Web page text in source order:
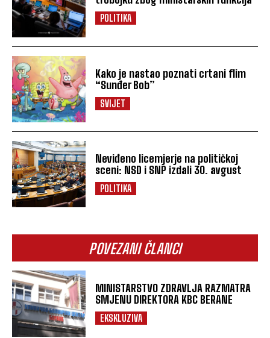
POLITIKA
Kako je nastao poznati crtani flim
“Sunđer Bob”
SVIJET
Neviđeno licemjerje na političkoj
sceni: NSD i SNP izdali 30. avgust
POLITIKA
POVEZANI ČLANCI
MINISTARSTVO ZDRAVLJA RAZMATRA
SMJENU DIREKTORA KBC BERANE
EKSKLUZIVA